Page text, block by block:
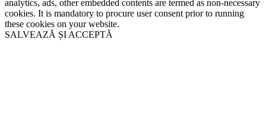
analytics, ads, other embedded contents are termed as non-necessary
cookies. It is mandatory to procure user consent prior to running
these cookies on your website.
SALVEAZĂ ȘI ACCEPTĂ